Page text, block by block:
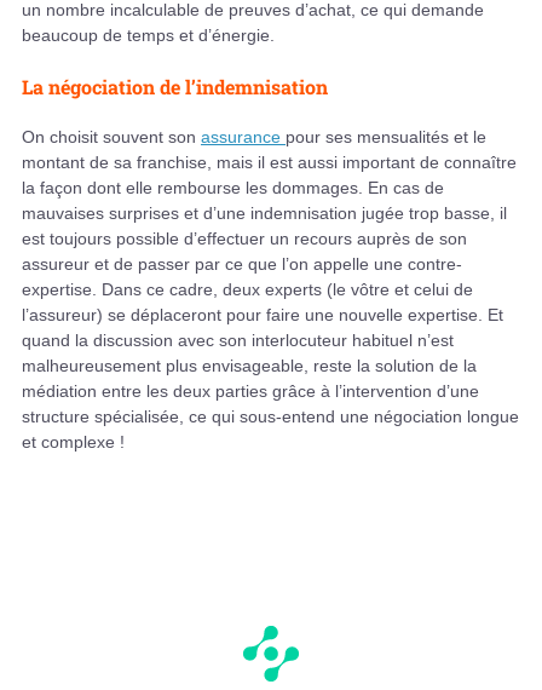
un nombre incalculable de preuves d’achat, ce qui demande
beaucoup de temps et d’énergie.
La négociation de l’indemnisation
On choisit souvent son assurance pour ses mensualités et le
montant de sa franchise, mais il est aussi important de connaître
la façon dont elle rembourse les dommages. En cas de
mauvaises surprises et d’une indemnisation jugée trop basse, il
est toujours possible d’effectuer un recours auprès de son
assureur et de passer par ce que l’on appelle une contre-
expertise. Dans ce cadre, deux experts (le vôtre et celui de
l’assureur) se déplaceront pour faire une nouvelle expertise. Et
quand la discussion avec son interlocuteur habituel n’est
malheureusement plus envisageable, reste la solution de la
médiation entre les deux parties grâce à l’intervention d’une
structure spécialisée, ce qui sous-entend une négociation longue
et complexe !